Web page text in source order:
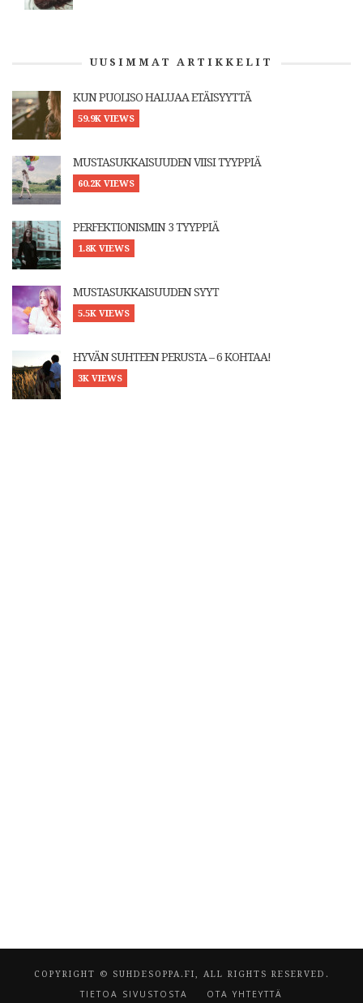
UUSIMMAT ARTIKKELIT
KUN PUOLISO HALUAA ETÄISYYTTÄ
59.9K VIEWS
MUSTASUKKAISUUDEN VIISI TYYPPIÄ
60.2K VIEWS
PERFEKTIONISMIN 3 TYYPPIÄ
1.8K VIEWS
MUSTASUKKAISUUDEN SYYT
5.5K VIEWS
HYVÄN SUHTEEN PERUSTA – 6 KOHTAA!
3K VIEWS
COPYRIGHT © SUHDESOPPA.FI, ALL RIGHTS RESERVED.
TIETOA SIVUSTOSTA OTA YHTEYTTÄ